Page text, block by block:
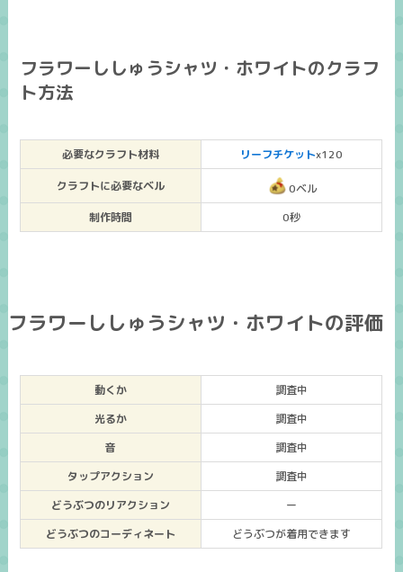
フラワーししゅうシャツ・ホワイトのクラフ
ト方法
必要なクラフト材料 リーフチケットx120
クラフトに必要なベル
0ベル
制作時間
0秒
フラワーししゅうシャツ・ホワイトの評価
動くか
調査中
光るか
調査中
音
調査中
タップアクション
調査中
どうぶつのリアクション
ー
どうぶつのコーディネート
どうぶつが着用できます